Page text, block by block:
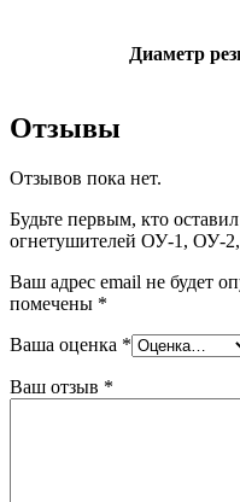
Диаметр
Отзывы
Отзывов пока нет.
Будьте первым, кто
огнетушителей ОУ-1, ОУ-
Ваш адрес email не будет
помечены *
Ваша оценка *
Ваш отзыв *